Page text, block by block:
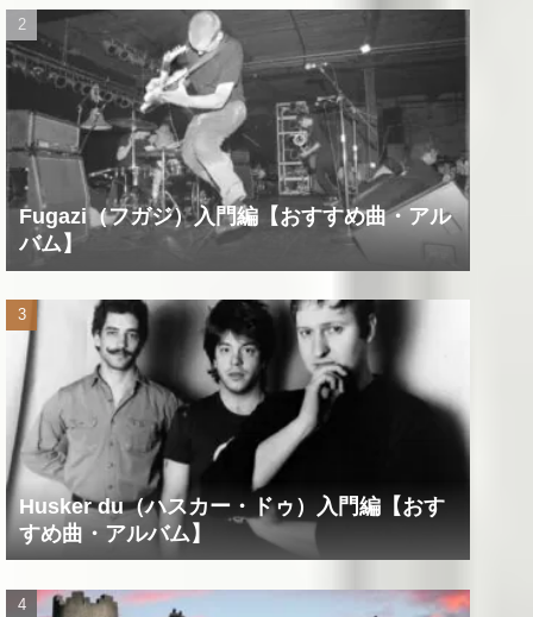
Fugazi（フガジ）入門編【おすすめ曲・アル
バム】
Husker du（ハスカー・ドゥ）入門編【おす
すめ曲・アルバム】